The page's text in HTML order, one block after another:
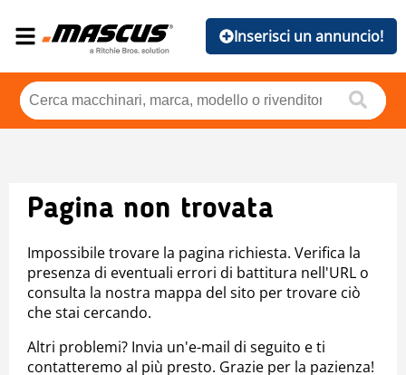
Inserisci un annuncio!
Pagina non trovata
Impossibile trovare la pagina richiesta. Verifica la
presenza di eventuali errori di battitura nell'URL o
consulta la nostra mappa del sito per trovare ciò
che stai cercando.
Altri problemi? Invia un'e-mail di seguito e ti
contatteremo al più presto. Grazie per la pazienza!